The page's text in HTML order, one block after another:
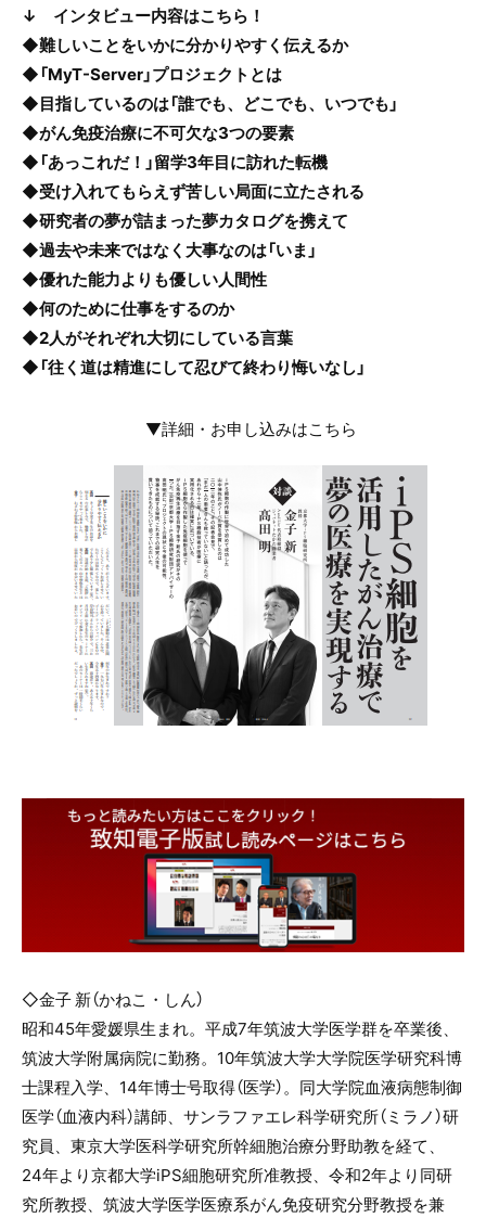
↓ インタビュー内容はこちら！
◆難しいことをいかに分かりやすく伝えるか
◆「MyT-Server」プロジェクトとは
◆目指しているのは「誰でも、どこでも、いつでも」
◆がん免疫治療に不可欠な3つの要素
◆「あっこれだ！」留学3年目に訪れた転機
◆受け入れてもらえず苦しい局面に立たされる
◆研究者の夢が詰まった夢カタログを携えて
◆過去や未来ではなく大事なのは「いま」
◆優れた能力よりも優しい人間性
◆何のために仕事をするのか
◆2人がそれぞれ大切にしている言葉
◆「往く道は精進にして忍びて終わり悔いなし」
▼詳細・お申し込みはこちら
◇金子 新（かねこ・しん）
昭和45年愛媛県生まれ。平成7年筑波大学医学群を卒業後、
筑波大学附属病院に勤務。10年筑波大学大学院医学研究科博
士課程入学、14年博士号取得（医学）。同大学院血液病態制御
医学（血液内科）講師、サンラファエレ科学研究所（ミラノ）研
究員、東京大学医科学研究所幹細胞治療分野助教を経て、
24年より京都大学iPS細胞研究所准教授、令和2年より同研
究所教授、筑波大学医学医療系がん免疫研究分野教授を兼